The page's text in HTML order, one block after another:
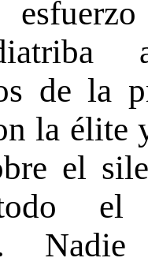
de la
la élite
el
el